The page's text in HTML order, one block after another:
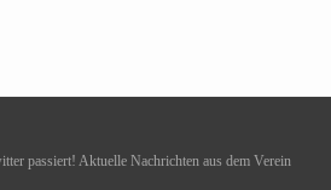
passiert! Aktuelle Nachrichten aus dem Verein